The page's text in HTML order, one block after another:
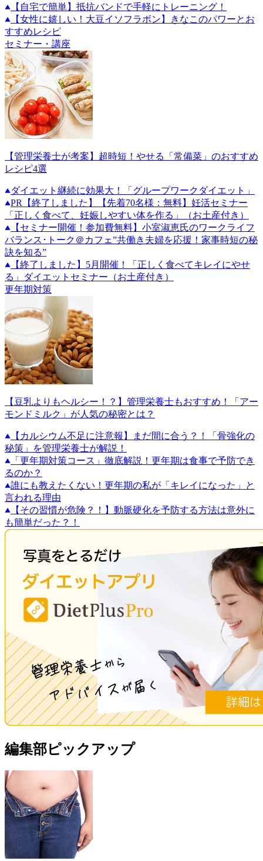
【自宅で簡単】抵抗バンドで手軽にトレーニング！
【女性に嬉しい！大豆イソフラボン】きなこのパワーとお
すすめレシピ
セミナー・講座
【管理栄養士が考案】超時短！やせる「常備菜」のおすすめ
レシピ4選
ダイエット継続に効果大！「グループワークダイエット」
PR
【終了しました】【先着70名様：無料】妊活セミナー
「正しく食べて、妊娠しやすい体を作る」（お土産付き）
【セミナー開催！参加費無料】小室淑恵氏のワークライフ
バランス･トーク＠カフェ”共働き夫婦を応援！家事時短の秘
訣を知る”
【終了しました】5月開催！「正しく食べてキレイにやせ
る」ダイエットセミナー（お土産付き）
更年期対策
【豆乳よりもヘルシー！？】管理栄養士もおすすめ！「アー
モンドミルク」が人気の秘密とは？
【カルシウム不足に注意報】まだ間に合う？！「骨強化の
秘策」を管理栄養士が解説！
「更年期対策コース」徹底解説！更年期は食事で予防でき
るのか？
誰にも教えたくない！更年期の私が「キレイになった」と
言われる理由
【その習慣が危険？！】動脈硬化を予防する方法は意外に
も簡単だった？！
編集部ピックアップ